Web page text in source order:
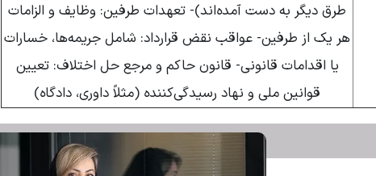
طرق دیگر به دست آمده‌اند)- تعهدات طرفین: وظایف و الزامات
هر یک از طرفین- عواقب نقض قرارداد: شامل جریمه‌ها، خسارات
یا اقدامات قانونی- قانون حاکم و مرجع حل اختلاف: تعیین
قوانین ملی و نهاد رسیدگی‌کننده (مثلاً داوری، دادگاه)